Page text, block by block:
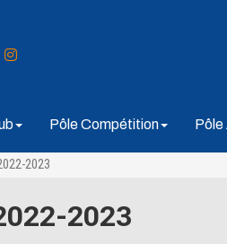
Pôle Compétition Pôle
2023
2023